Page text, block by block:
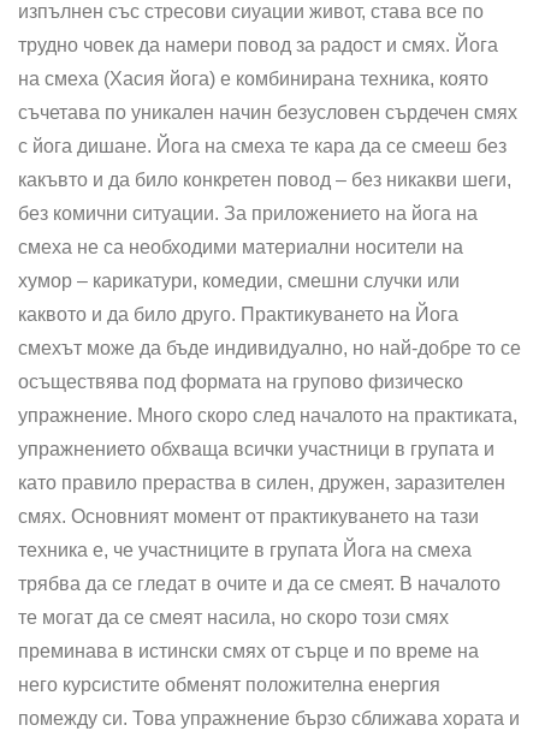
изпълнен със стресови сиуации живот, става все по
трудно човек да намери повод за радост и смях. Йога
на смеха (Хасия йога) е комбинирана техника, която
съчетава по уникален начин безусловен сърдечен смях
с йога дишане. Йога на смеха те кара да се смееш без
какъвто и да било конкретен повод – без никакви шеги,
без комични ситуации. За приложението на йога на
смеха не са необходими материални носители на
хумор – карикатури, комедии, смешни случки или
каквото и да било друго. Практикуването на Йога
смехът може да бъде индивидуално, но най-добре то се
осъществява под формата на групово физическо
упражнение. Много скоро след началото на практиката,
упражнението обхваща всички участници в групата и
като правило прераства в силен, дружен, заразителен
смях. Основният момент от практикуването на тази
техника е, че участниците в групата Йога на смеха
трябва да се гледат в очите и да се смеят. В началото
те могат да се смеят насила, но скоро този смях
преминава в истински смях от сърце и по време на
него курсистите обменят положителна енергия
помежду си. Това упражнение бързо сближава хората и